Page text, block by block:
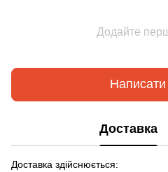
Додайте
Написати
Доставка
Доставка здійснюється: